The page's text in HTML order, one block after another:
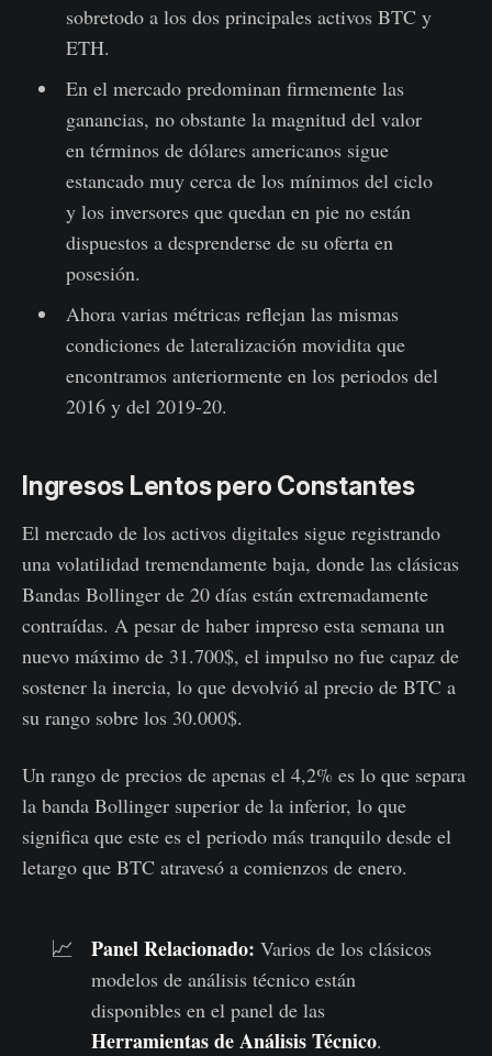
sobretodo a los dos principales activos BTC y
ETH.
En el mercado predominan firmemente las
ganancias, no obstante la magnitud del valor
en términos de dólares americanos sigue
estancado muy cerca de los mínimos del ciclo
y los inversores que quedan en pie no están
dispuestos a desprenderse de su oferta en
posesión.
Ahora varias métricas reflejan las mismas
condiciones de lateralización movidita que
encontramos anteriormente en los periodos del
2016 y del 2019-20.
Ingresos Lentos pero Constantes
El mercado de los activos digitales sigue registrando
una volatilidad tremendamente baja, donde las clásicas
Bandas Bollinger de 20 días están extremadamente
contraídas. A pesar de haber impreso esta semana un
nuevo máximo de 31.700$, el impulso no fue capaz de
sostener la inercia, lo que devolvió al precio de BTC a
su rango sobre los 30.000$.
Un rango de precios de apenas el 4,2% es lo que separa
la banda Bollinger superior de la inferior, lo que
significa que este es el periodo más tranquilo desde el
letargo que BTC atravesó a comienzos de enero.
📈 Panel Relacionado: Varios de los clásicos
modelos de análisis técnico están
disponibles en el panel de las
Herramientas de Análisis Técnico.